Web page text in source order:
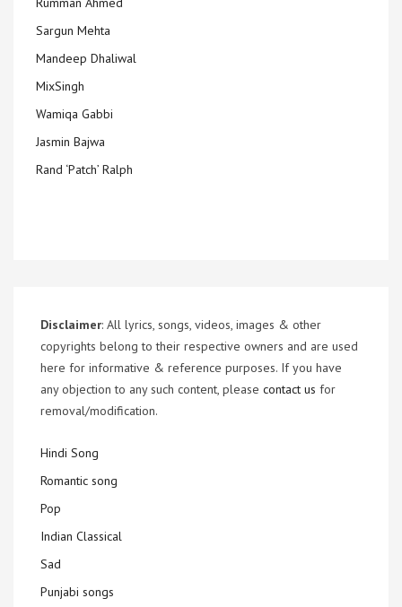
Sargun Mehta
Mandeep Dhaliwal
MixSingh
Wamiqa Gabbi
Jasmin Bajwa
Rand ‘Patch’ Ralph
Disclaimer: All lyrics, songs, videos, images & other
copyrights belong to their respective owners and are used
here for informative & reference purposes. If you have
any objection to any such content, please contact us for
removal/modification.
Hindi Song
Romantic song
Pop
Indian Classical
Sad
Punjabi songs